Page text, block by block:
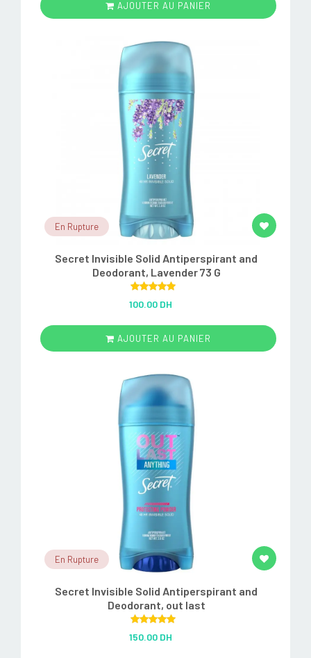
AJOUTER AU PANIER
En Rupture
Secret Invisible Solid Antiperspirant and
Deodorant, Lavender 73 G
out of 5
100.00 DH
AJOUTER AU PANIER
En Rupture
Secret Invisible Solid Antiperspirant and
Deodorant, out last
out of 5
150.00 DH